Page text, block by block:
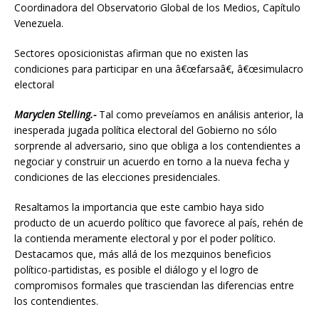
Coordinadora del Observatorio Global de los Medios, Capítulo
Venezuela.
Sectores oposicionistas afirman que no existen las
condiciones para participar en una â€œfarsaâ€, â€œsimulacro
electoral
Maryclen Stelling.- Tal como preveíamos en análisis anterior, la
inesperada jugada política electoral del Gobierno no sólo
sorprende al adversario, sino que obliga a los contendientes a
negociar y construir un acuerdo en torno a la nueva fecha y
condiciones de las elecciones presidenciales.
Resaltamos la importancia que este cambio haya sido
producto de un acuerdo político que favorece al país, rehén de
la contienda meramente electoral y por el poder político.
Destacamos que, más allá de los mezquinos beneficios
político-partidistas, es posible el diálogo y el logro de
compromisos formales que trasciendan las diferencias entre
los contendientes.